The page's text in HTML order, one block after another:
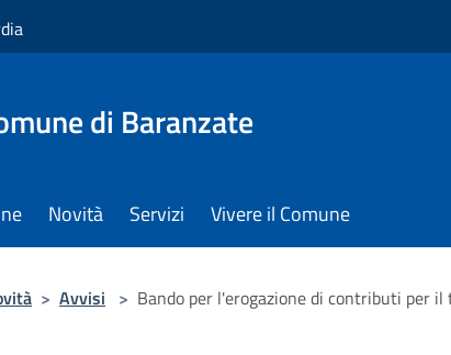
di Baranzate
Novità Servizi Vivere il Comune
> Avvisi > Bando per l'erogazione di contributi per